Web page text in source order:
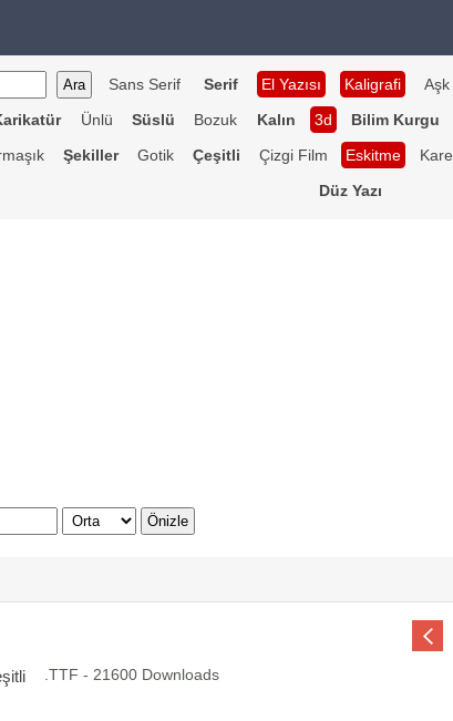
Sans Serif Serif El Yazısı Kaligrafi Aşk
Ünlü Süslü Bozuk Kalın 3d Bilim Kurgu
Şekiller Gotik Çeşitli Çizgi Film Eskitme Kare
Düz Yazı
.TTF - 21600 Downloads